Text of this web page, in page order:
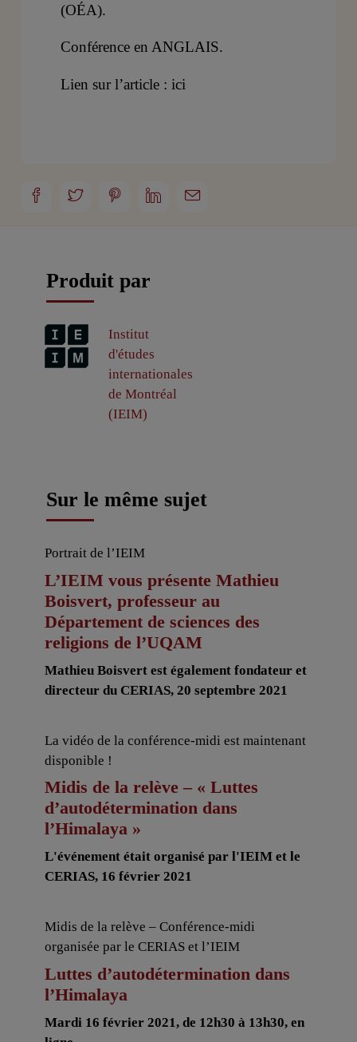
(OÉA).
Conférence en ANGLAIS.
Lien sur l’article : ici
Produit par
Institut
d'études
internationales
de Montréal
(IEIM)
Sur le même sujet
Portrait de l’IEIM
L’IEIM vous présente Mathieu
Boisvert, professeur au
Département de sciences des
religions de l’UQAM
Mathieu Boisvert est également fondateur et
directeur du CERIAS, 20 septembre 2021
La vidéo de la conférence-midi est maintenant
disponible !
Midis de la relève – « Luttes
d’autodétermination dans
l’Himalaya »
L'événement était organisé par l'IEIM et le
CERIAS, 16 février 2021
Midis de la relève – Conférence-midi
organisée par le CERIAS et l’IEIM
Luttes d’autodétermination dans
l’Himalaya
Mardi 16 février 2021, de 12h30 à 13h30, en